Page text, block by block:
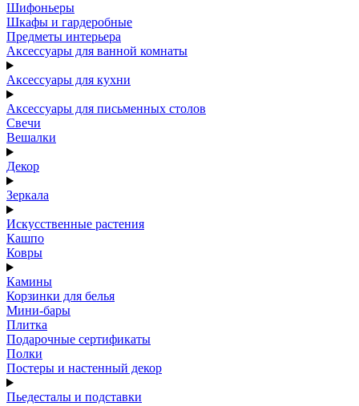
Шифоньеры
Шкафы и гардеробные
Предметы интерьера
Аксессуары для ванной комнаты
Аксессуары для кухни
Аксессуары для письменных столов
Свечи
Вешалки
Декор
Зеркала
Искусственные растения
Кашпо
Ковры
Камины
Корзинки для белья
Мини-бары
Плитка
Подарочные сертификаты
Полки
Постеры и настенный декор
Пьедесталы и подставки